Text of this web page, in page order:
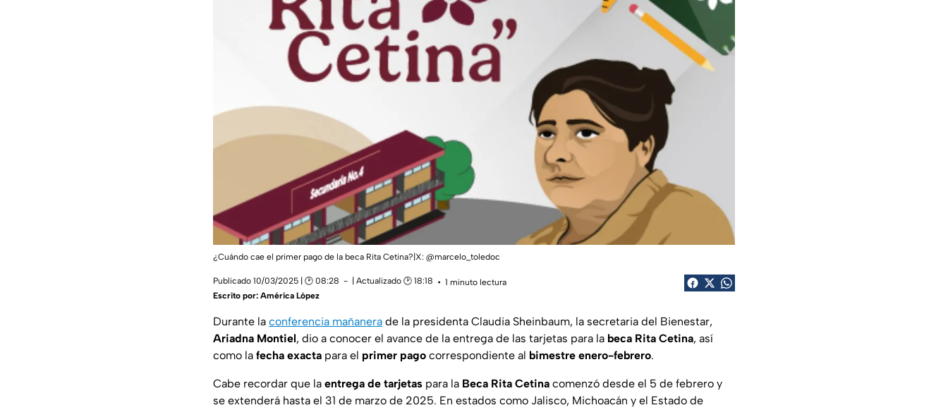
¿Cuándo cae el primer pago de la beca Rita Cetina?|X: @marcelo_toledoc
Publicado 10/03/2025 | 🕑 08:28 | Actualizado 🕑 18:18
1 minuto lectura
Escrito por: América López
Durante la conferencia mañanera de la presidenta Claudia Sheinbaum, la secretaria del Bienestar,
Ariadna Montiel, dio a conocer el avance de la entrega de las tarjetas para la beca Rita Cetina, así
como la fecha exacta para el primer pago correspondiente al bimestre enero-febrero.
Cabe recordar que la entrega de tarjetas para la Beca Rita Cetina comenzó desde el 5 de febrero y
se extenderá hasta el 31 de marzo de 2025. En estados como Jalisco, Michoacán y el Estado de